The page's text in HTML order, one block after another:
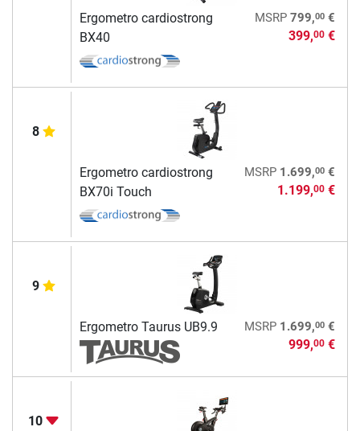
Ergometro cardiostrong
BX40
MSRP 799,00€
399,00€
8
Ergometro cardiostrong
BX70i Touch
MSRP 1.699,00€
1.199,00€
9
Ergometro Taurus UB9.9 MSRP 1.699,00€
999,00€
10